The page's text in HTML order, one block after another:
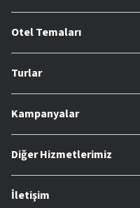
Otel Temaları
Turlar
Kampanyalar
Diğer Hizmetlerimiz
İletişim